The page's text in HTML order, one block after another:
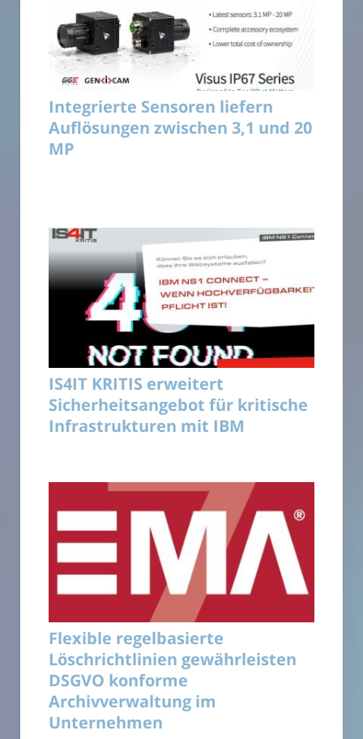
Integrierte Sensoren liefern
Auflösungen zwischen 3,1 und 20
MP
IS4IT KRITIS erweitert
Sicherheitsangebot für kritische
Infrastrukturen mit IBM
Flexible regelbasierte
Löschrichtlinien gewährleisten
DSGVO konforme
Archivverwaltung im
Unternehmen